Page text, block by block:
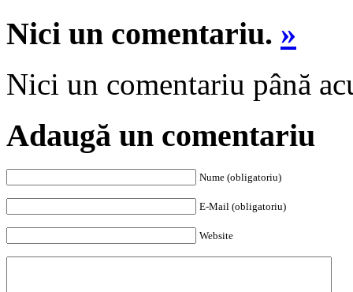
Nici un comentariu. »
Nici un comentariu până
Adaugă un comentariu
Nume (obligatoriu)
E-Mail (obligatoriu)
Website